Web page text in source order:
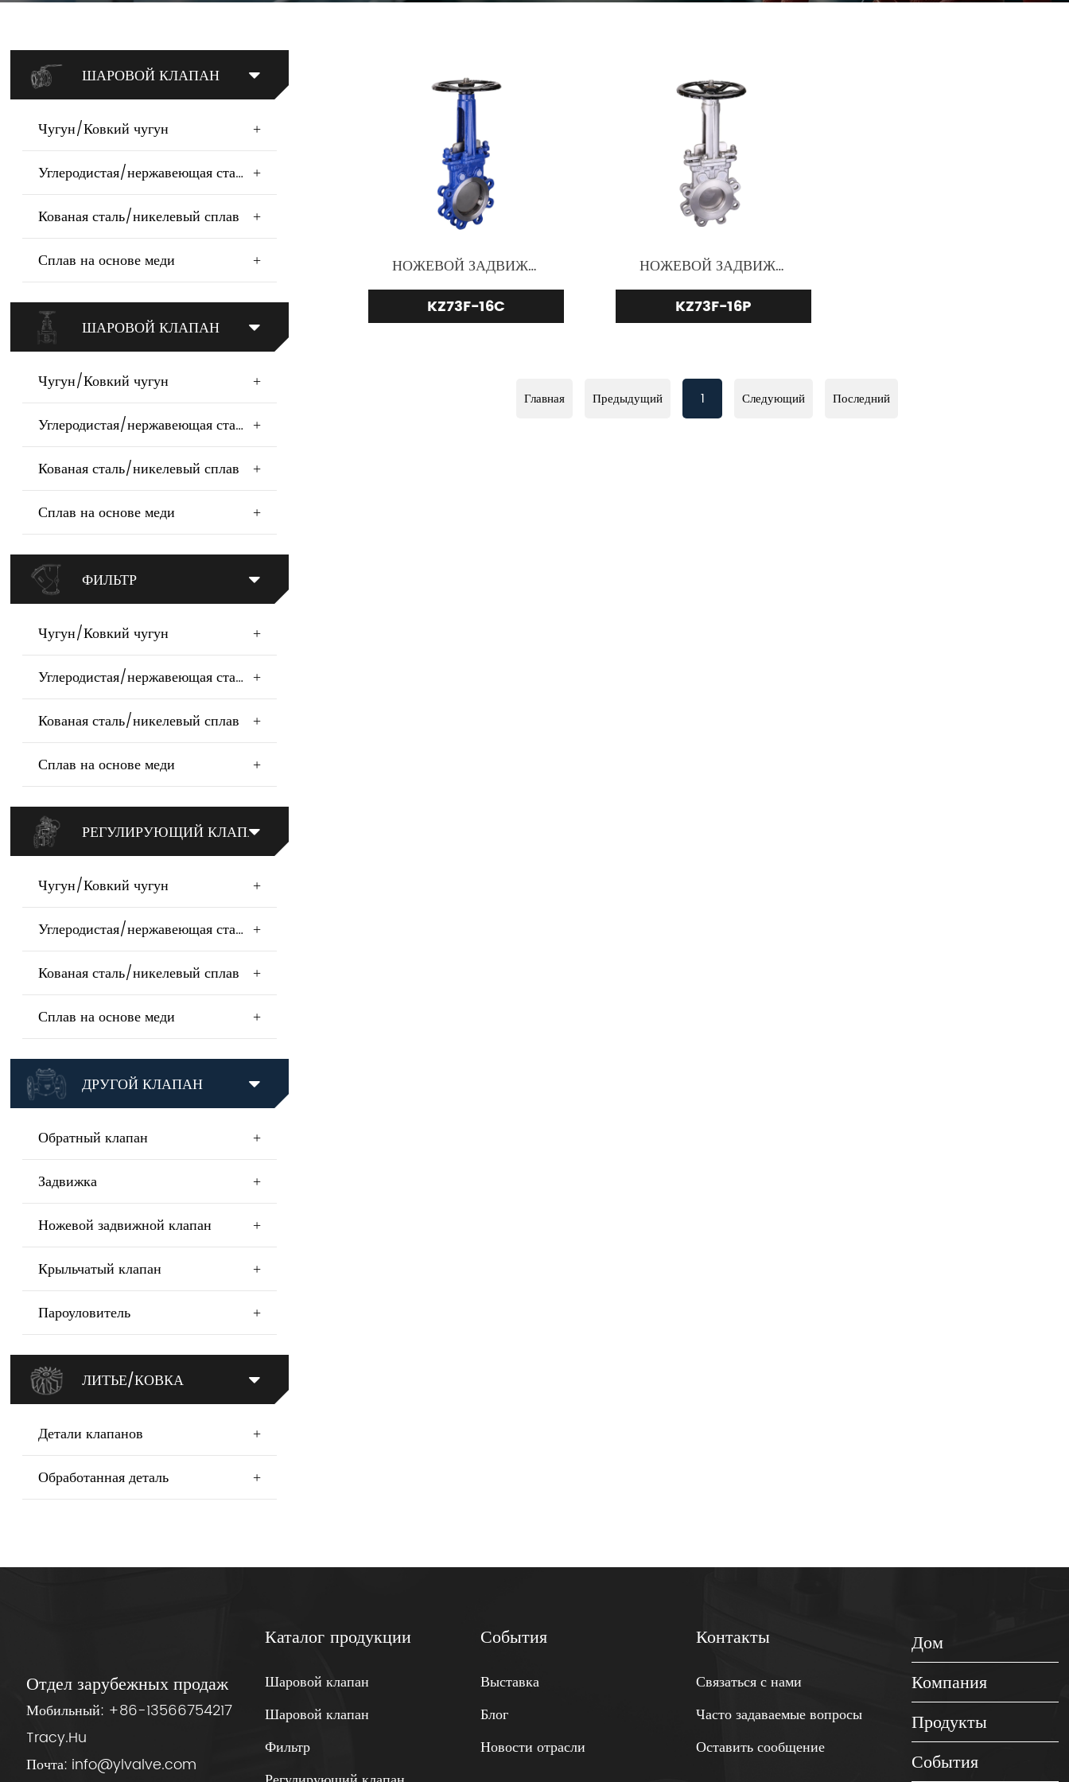
ШАРОВОЙ КЛАПАН
Чугун/Ковкий чугун +
Углеродистая/нержавеющая сталь +
Кованая сталь/никелевый сплав +
Сплав на основе меди +
ШАРОВОЙ КЛАПАН
Чугун/Ковкий чугун +
Углеродистая/нержавеющая сталь +
Кованая сталь/никелевый сплав +
Сплав на основе меди +
ФИЛЬТР
Чугун/Ковкий чугун +
Углеродистая/нержавеющая сталь +
Кованая сталь/никелевый сплав +
Сплав на основе меди +
РЕГУЛИРУЮЩИЙ КЛАПАН
Чугун/Ковкий чугун +
Углеродистая/нержавеющая сталь +
Кованая сталь/никелевый сплав +
Сплав на основе меди +
ДРУГОЙ КЛАПАН
Обратный клапан +
Задвижка +
Ножевой задвижной клапан +
Крыльчатый клапан +
Пароуловитель +
ЛИТЬЕ/КОВКА
Детали клапанов +
Обработанная деталь +
НОЖЕВОЙ ЗАДВИЖНОЙ КЛАПАН WCB
KZ73F-16C
НОЖЕВОЙ ЗАДВИЖНОЙ КЛАПАН ИЗ НЕРЖАВЕЮЩЕЙ СТАЛИ
KZ73F-16P
Главная Предыдущий 1 Следующий Последний
Отдел зарубежных продаж
Мобильный: +86-13566754217
Tracy.Hu
Почта: info@ylvalve.com
Каталог продукции
Шаровой клапан
Шаровой клапан
Фильтр
События
Выставка
Блог
Новости отрасли
Контакты
Связаться с нами
Часто задаваемые вопросы
Оставить сообщение
Дом
Компания
Продукты
События